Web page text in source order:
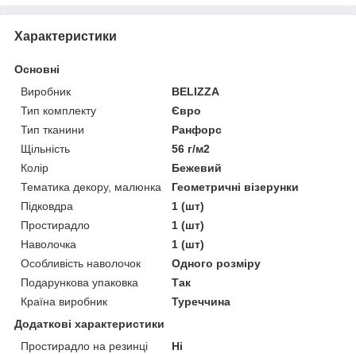
Характеристики
Основні
Виробник
BELIZZA
Тип комплекту
Євро
Тип тканини
Ранфорс
Щільність
56 г/м2
Колір
Бежевий
Тематика декору, малюнка
Геометричні візерунки
Підковдра
1 (шт)
Простирадло
1 (шт)
Наволочка
1 (шт)
Особливість наволочок
Одного розміру
Подарункова упаковка
Так
Країна виробник
Туреччина
Додаткові характеристики
Простирадло на резинці
Ні